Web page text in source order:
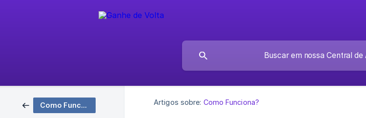
Como Funciona? Artigos sobre: Como Funciona?